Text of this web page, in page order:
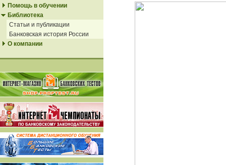
Помощь в обучении
Библиотека
Статьи и публикации
Банковская история России
О компании